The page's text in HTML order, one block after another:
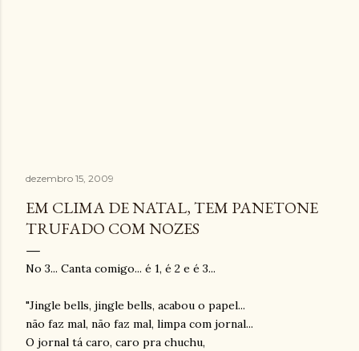
dezembro 15, 2009
EM CLIMA DE NATAL, TEM PANETONE
TRUFADO COM NOZES
No 3... Canta comigo... é 1, é 2 e é 3...
"Jingle bells, jingle bells, acabou o papel...
não faz mal, não faz mal, limpa com jornal...
O jornal tá caro, caro pra chuchu,